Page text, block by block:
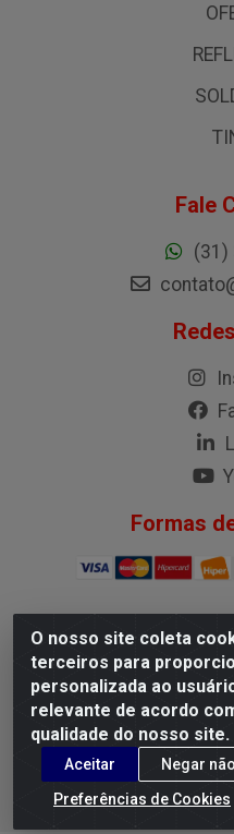
O nosso site coleta
terceiros para
personalizada ao
relevante de acordo
qualidade do nosso site.
Aceitar
Negar
Preferências de Cookies
Fale
(31)
Formas
G.M.I. Distribuidora LTDA -
Branca, Belo Horizonte/